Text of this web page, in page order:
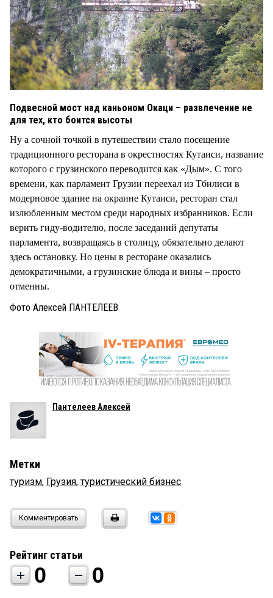
Подвесной мост над каньоном Окаци – развлечение не
для тех, кто боится высоты
Ну а сочной точкой в путешествии стало посещение
традиционного ресторана в окрестностях Кутаиси, название
которого с грузинского переводится как «Дым». С того
времени, как парламент Грузии переехал из Тбилиси в
модерновое здание на окраине Кутаиси, ресторан стал
излюбленным местом среди народных избранников. Если
верить гиду-водителю, после заседаний депутаты
парламента, возвращаясь в столицу, обязательно делают
здесь остановку. Но цены в ресторане оказались
демократичными, а грузинские блюда и вины – просто
отменны.
Фото Алексей ПАНТЕЛЕЕВ
Пантелеев Алексей
Метки
туризм, Грузия,туристический бизнес
Комментировать
Рейтинг статьи
0 0